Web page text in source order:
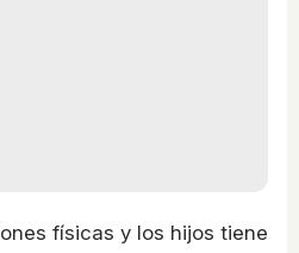
físicas y los hijos tiene